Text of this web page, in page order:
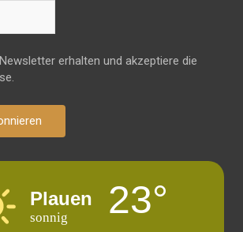
erhalten und akzeptiere die
Plauen
sonnig 23°